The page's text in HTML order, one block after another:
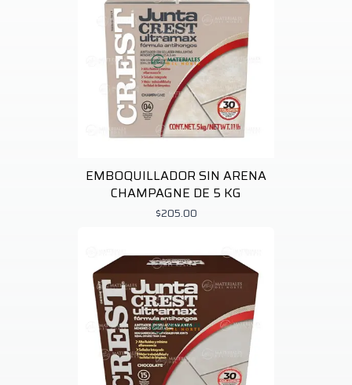
EMBOQUILLADOR SIN ARENA
CHAMPAGNE DE 5 KG
$205.00